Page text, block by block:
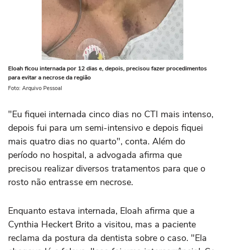
Eloah ficou internada por 12 dias e, depois, precisou fazer procedimentos
para evitar a necrose da região
Foto: Arquivo Pessoal
"Eu fiquei internada cinco dias no CTI mais intenso,
depois fui para um semi-intensivo e depois fiquei
mais quatro dias no quarto", conta. Além do
período no hospital, a advogada afirma que
precisou realizar diversos tratamentos para que o
rosto não entrasse em necrose.
Enquanto estava internada, Eloah afirma que a
Cynthia Heckert Brito a visitou, mas a paciente
reclama da postura da dentista sobre o caso. "Ela